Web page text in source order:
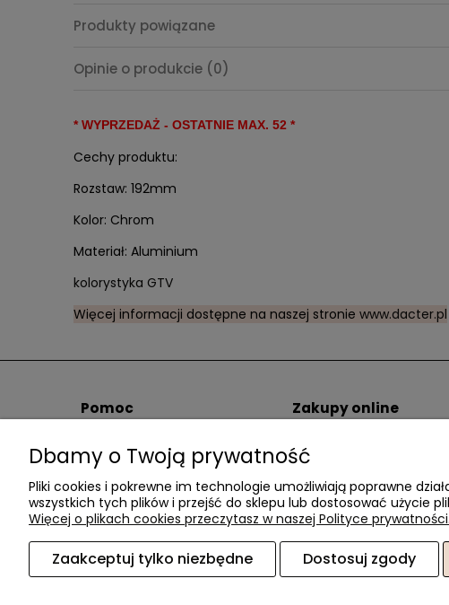
Cena nie zawiera ewentualnych
Produkty powiązane
Opinie o produkcie (0)
* WYPRZEDAŻ - OSTATNIE MAX. 52 *
Cechy produktu:
Rozstaw: 192mm
Kolor: Chrom
Materiał: Aluminium
kolorystyka GTV
Więcej informacji dostępne na naszej stronie www.dacter.pl
Pomoc
Regulamin
Polityka Prywatności
Blog
Zakupy online
Sposoby płatności
Łatwe zwroty
Akcesoria meblowe DAC TER | ul. Przepiórki 56, 02-
Dbamy o Twoją prywatność
Pliki cookies i pokrewne im technologie umożliwiają poprawne
wszystkich tych plików i przejść do sklepu lub dostosować użycie
Więcej o plikach cookies przeczytasz w naszej Polityce prywatności.
Zaakceptuj tylko niezbędne Dostosuj zgody